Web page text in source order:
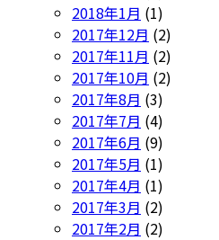
2018年1月 (1)
2017年12月 (2)
2017年11月 (2)
2017年10月 (2)
2017年8月 (3)
2017年7月 (4)
2017年6月 (9)
2017年5月 (1)
2017年4月 (1)
2017年3月 (2)
2017年2月 (2)